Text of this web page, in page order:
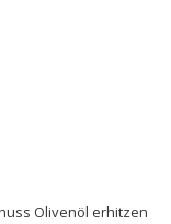
Olivenöl erhitzen